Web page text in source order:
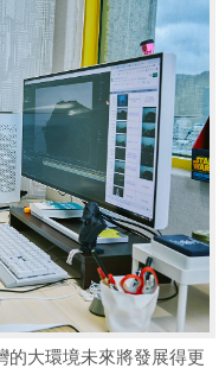
的大環境未來將發展得更